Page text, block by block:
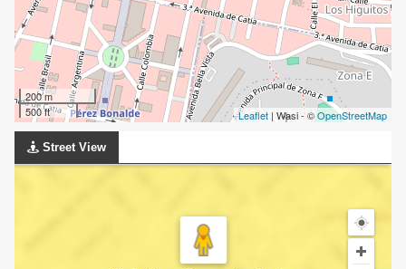
200 m
500 ft
Leaflet | Wasi - ©OpenStreetMap
Street View